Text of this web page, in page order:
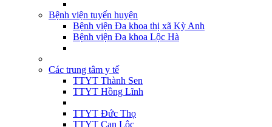
Bệnh viện tuyến huyện
Bệnh viện Đa khoa thị xã Kỳ Anh
Bệnh viện Đa khoa Lộc Hà
Các trung tâm y tế
TTYT Thành Sen
TTYT Hồng Lĩnh
TTYT Đức Thọ
TTYT Can Lộc